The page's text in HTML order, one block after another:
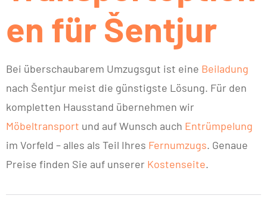
en für Šentjur
Bei überschaubarem Umzugsgut ist eine Beiladung
nach Šentjur meist die günstigste Lösung. Für den
kompletten Hausstand übernehmen wir
Möbeltransport und auf Wunsch auch Entrümpelung
im Vorfeld – alles als Teil Ihres Fernumzugs. Genaue
Preise finden Sie auf unserer Kostenseite.